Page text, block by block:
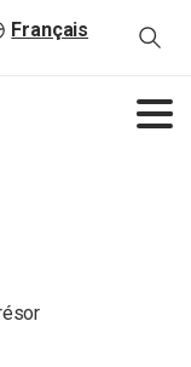
Français